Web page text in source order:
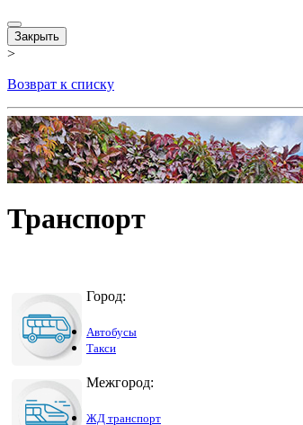
Закрыть
>
Возврат к списку
Транспорт
Город:
Автобусы
Такси
Межгород:
ЖД транспорт